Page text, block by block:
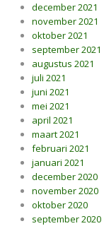
december 2021
november 2021
oktober 2021
september 2021
augustus 2021
juli 2021
juni 2021
mei 2021
april 2021
maart 2021
februari 2021
januari 2021
december 2020
november 2020
oktober 2020
september 2020